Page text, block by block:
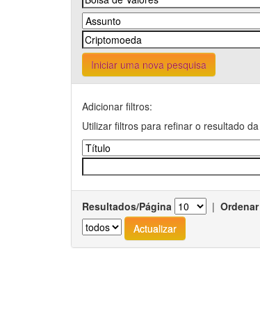
Iniciar uma nova pesquisa
Adicionar filtros:
Utilizar filtros para refinar o resultado
Resultados/Página |